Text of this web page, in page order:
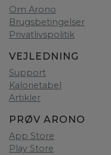
Om Arono
Brugsbetingelser
Privatlivspolitik
VEJLEDNING
Support
Kalorietabel
Artikler
PRØV ARONO
App Store
Play Store